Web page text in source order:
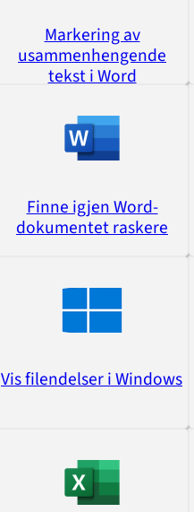
Markering av
usammenhengende
tekst i Word
Finne igjen Word-
dokumentet raskere
Vis filendelser i Windows